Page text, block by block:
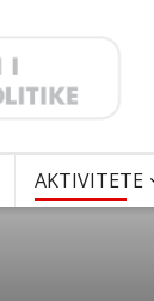
AKTIVITETE